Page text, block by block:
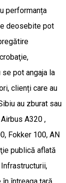
performanța
deosebite pot
pot angaja la
clienți care au
au zburat sau
A320 ,
Fokker 100, AN
publică aflată